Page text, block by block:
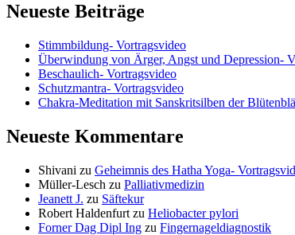
Neueste Beiträge
Stimmbildung- Vortragsvideo
Überwindung von Ärger, Angst und Depression-
Beschaulich- Vortragsvideo
Schutzmantra- Vortragsvideo
Chakra-Meditation mit Sanskritsilben der
Neueste Kommentare
Shivani zu Geheimnis des Hatha Yoga-
Müller-Lesch zu Palliativmedizin
Jeanett J. zu Säftekur
Robert Haldenfurt zu Heliobacter pylori
Forner Dag Dipl Ing zu Fingernageldiagnostik